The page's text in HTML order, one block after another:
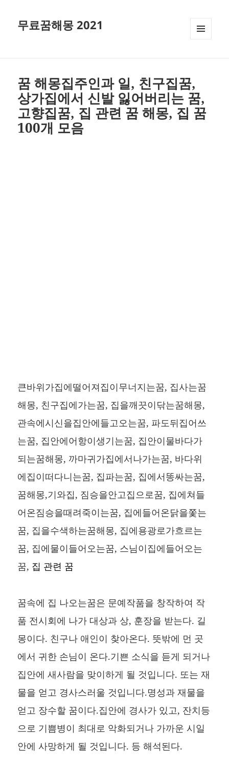
무료꿈해몽 2021
꿈 해몽집주인과 일, 친구집꿈,
상가집에서 신발 잃어버리는 꿈,
고향집꿈, 집 관련 꿈 해몽, 집 꿈
100개 모음
큰바위가집에떨어져집이무너지는꿈, 집사는꿈
해몽, 친구집에가는꿈, 집을깨끗이닦는꿈해몽,
관속에시신을집안에들고오는꿈, 파도뒤집어쓰
는꿈, 집안에어항이생기는꿈, 집안이물바다가
되는꿈해몽, 까마귀가집에서나가는꿈, 바다위
에집이떠다니는꿈, 집파는꿈, 집에서똥싸는꿈,
꿈해몽,기와집, 짐승을안고집으로꿈, 집에쳐들
어온짐승을때려죽이는꿈, 집에들어온닭을쫓는
꿈, 집을수색하는꿈해몽, 집에용광로가흐르는
꿈, 집에물이들어오는꿈, 스님이집에들어오는
꿈, 집 관련 꿈
꿈속에 집 나오는꿈은 문예작품을 창작하여 작
품 전시회에 나가 대상과 상, 훈장을 받는다. 길
몽이다. 친구나 애인이 찾아온다. 뜻밖에 먼 곳
에서 귀한 손님이 온다.기쁜 소식을 듣게 되거나
집안에 새사람을 맞이하게 될 것입니다. 또는 재
물을 얻고 경사스러울 것입니다.명성과 재물을
얻고 장수할 꿈이다.집안에 경사가 있고, 잔치등
으로 기쁨병이 최대로 악화되거나 가까운 시일
안에 사망하게 될 것입니다. 등 해석된다.